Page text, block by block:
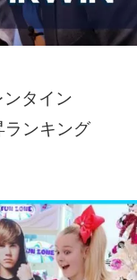
ンタイン
ンキング